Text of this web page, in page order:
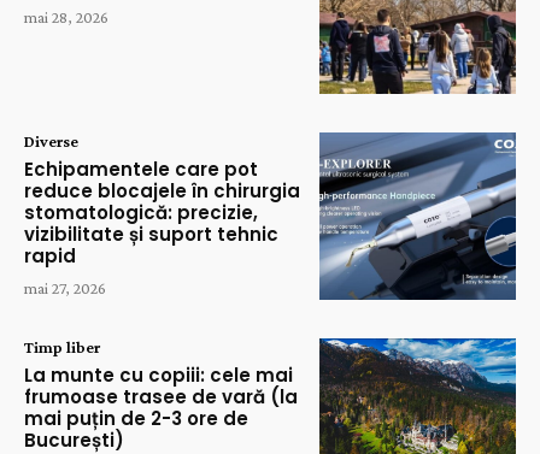
mai 28, 2026
Diverse
Echipamentele care pot
reduce blocajele în chirurgia
stomatologică: precizie,
vizibilitate și suport tehnic
rapid
mai 27, 2026
Timp liber
La munte cu copiii: cele mai
frumoase trasee de vară (la
mai puțin de 2-3 ore de
București)